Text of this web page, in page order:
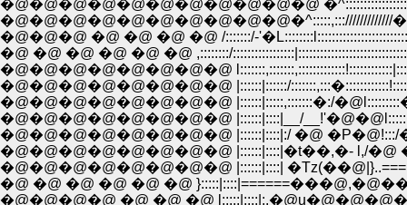
�@�@�@�@�@�@�@�@�@�@�@
�@�@�@�@�@�@�@�@�@�@�^:::::,::://///////////
�@�@�@ �@ �@ �@ �@ /:::::::/-
�@ �@ �@ �@ �@ �@ ,::::::::/
�@�@�@�@�@�@�@�@
�@�@�@�@�@�@�@�@ |::::::|::::::/
�@�@�@�@�@�@�@�@ |::::::|:::::,:::::::�:/
�@�@�@�@�@�@�@�@ |::::::|::::|__/
�@�@�@�@�@�@�@�@ |::::::|::::|:/ �@ �P�@!:::/
�@�@�@�@�@�@�@�@ |::::::|::::|�t��,�- l,/�@
�@�@�@�@�@�@�@�@ |::::::|::::|
�@ �@ �@ �@ �@ �@
�@�@�@�@ �@ �@ �@